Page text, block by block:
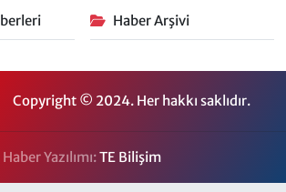
Haber Arşivi
Copyright © 2024. Her hakkı saklıdır.
Haber Yazılımı:TE Bilişim